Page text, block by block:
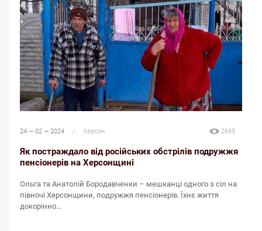
24 — 02 — 2024 / Херсон 2695
Як постраждало від російських обстрілів подружжя
пенсіонерів на Херсонщині
Ольга та Анатолій Бородавченки – мешканці одного з сіл на
півночі Херсонщини, подружжя пенсіонерів. Їхнє життя
докорінно…